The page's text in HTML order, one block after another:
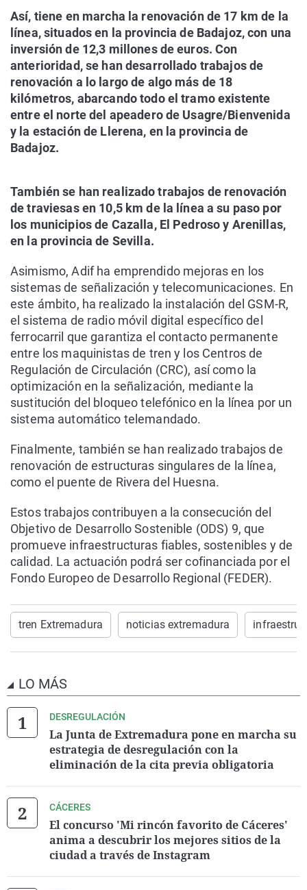
Así, tiene en marcha la renovación de 17 km de la
línea, situados en la provincia de Badajoz, con una
inversión de 12,3 millones de euros. Con
anterioridad, se han desarrollado trabajos de
renovación a lo largo de algo más de 18
kilómetros, abarcando todo el tramo existente
entre el norte del apeadero de Usagre/Bienvenida
y la estación de Llerena, en la provincia de
Badajoz.
También se han realizado trabajos de renovación
de traviesas en 10,5 km de la línea a su paso por
los municipios de Cazalla, El Pedroso y Arenillas,
en la provincia de Sevilla.
Asimismo, Adif ha emprendido mejoras en los
sistemas de señalización y telecomunicaciones. En
este ámbito, ha realizado la instalación del GSM-R,
el sistema de radio móvil digital específico del
ferrocarril que garantiza el contacto permanente
entre los maquinistas de tren y los Centros de
Regulación de Circulación (CRC), así como la
optimización en la señalización, mediante la
sustitución del bloqueo telefónico en la línea por un
sistema automático telemandado.
Finalmente, también se han realizado trabajos de
renovación de estructuras singulares de la línea,
como el puente de Rivera del Huesna.
Estos trabajos contribuyen a la consecución del
Objetivo de Desarrollo Sostenible (ODS) 9, que
promueve infraestructuras fiables, sostenibles y de
calidad. La actuación podrá ser cofinanciada por el
Fondo Europeo de Desarrollo Regional (FEDER).
tren Extremadura noticias extremadura
LO MÁS
DESREGULACIÓN
La Junta de Extremadura pone en marcha su
estrategia de desregulación con la
eliminación de la cita previa obligatoria
CÁCERES
El concurso 'Mi rincón favorito de Cáceres'
anima a descubrir los mejores sitios de la
ciudad a través de Instagram